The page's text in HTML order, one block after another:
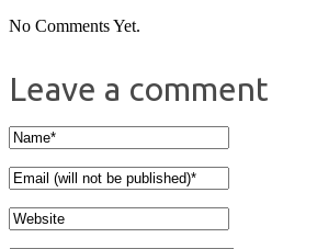
No Comments Yet.
Leave a comment